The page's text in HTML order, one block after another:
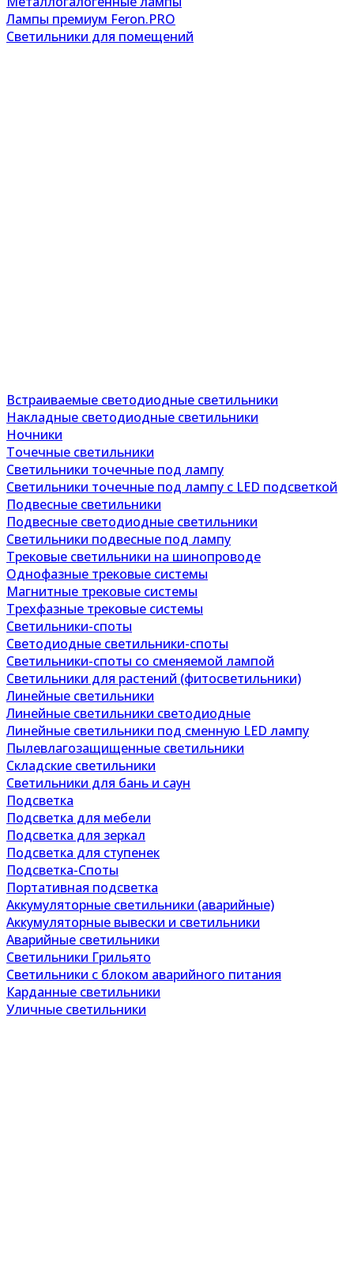
Лампы премиум Feron.PRO
Светильники для помещений
Встраиваемые светодиодные светильники
Накладные светодиодные светильники
Ночники
Точечные светильники
Светильники точечные под лампу
Светильники точечные под лампу с LED подсветкой
Подвесные светильники
Подвесные светодиодные светильники
Светильники подвесные под лампу
Трековые светильники на шинопроводе
Однофазные трековые системы
Магнитные трековые системы
Трехфазные трековые системы
Светильники-споты
Светодиодные светильники-споты
Светильники-споты со сменяемой лампой
Светильники для растений (фитосветильники)
Линейные светильники
Линейные светильники светодиодные
Линейные светильники под сменную LED лампу
Пылевлагозащищенные светильники
Складские светильники
Светильники для бань и саун
Подсветка
Подсветка для мебели
Подсветка для зеркал
Подсветка для ступенек
Подсветка-Споты
Портативная подсветка
Аккумуляторные светильники (аварийные)
Аккумуляторные вывески и светильники
Аварийные светильники
Светильники Грильято
Светильники с блоком аварийного питания
Карданные светильники
Уличные светильники